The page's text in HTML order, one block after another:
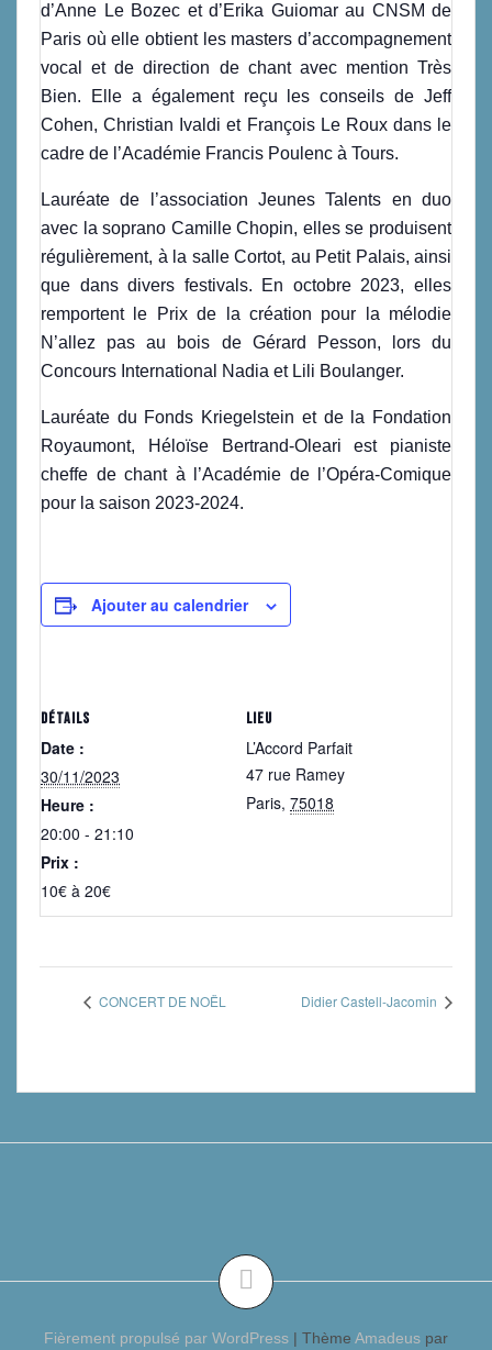
d’Anne Le Bozec et d’Erika Guiomar au CNSM de
Paris où elle obtient les masters d’accompagnement
vocal et de direction de chant avec mention Très
Bien. Elle a également reçu les conseils de Jeff
Cohen, Christian Ivaldi et François Le Roux dans le
cadre de l’Académie Francis Poulenc à Tours.
Lauréate de l’association Jeunes Talents en duo
avec la soprano Camille Chopin, elles se produisent
régulièrement, à la salle Cortot, au Petit Palais, ainsi
que dans divers festivals. En octobre 2023, elles
remportent le Prix de la création pour la mélodie
N’allez pas au bois de Gérard Pesson, lors du
Concours International Nadia et Lili Boulanger.
Lauréate du Fonds Kriegelstein et de la Fondation
Royaumont, Héloïse Bertrand-Oleari est pianiste
cheffe de chant à l’Académie de l’Opéra-Comique
pour la saison 2023-2024.
Ajouter au calendrier
DÉTAILS
Date :
30/11/2023
Heure :
20:00 - 21:10
Prix :
10€ à 20€
LIEU
L’Accord Parfait
47 rue Ramey
Paris, 75018
CONCERT DE NOËL Didier Castell-Jacomin
Fièrement propulsé par WordPress | Thème Amadeus par